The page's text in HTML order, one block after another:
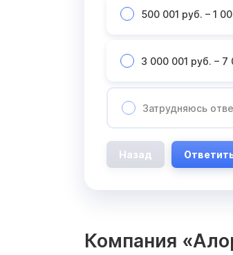
500 001 руб. – 1
3 000 001 руб. – 7
Затрудняюсь
Назад
Компания